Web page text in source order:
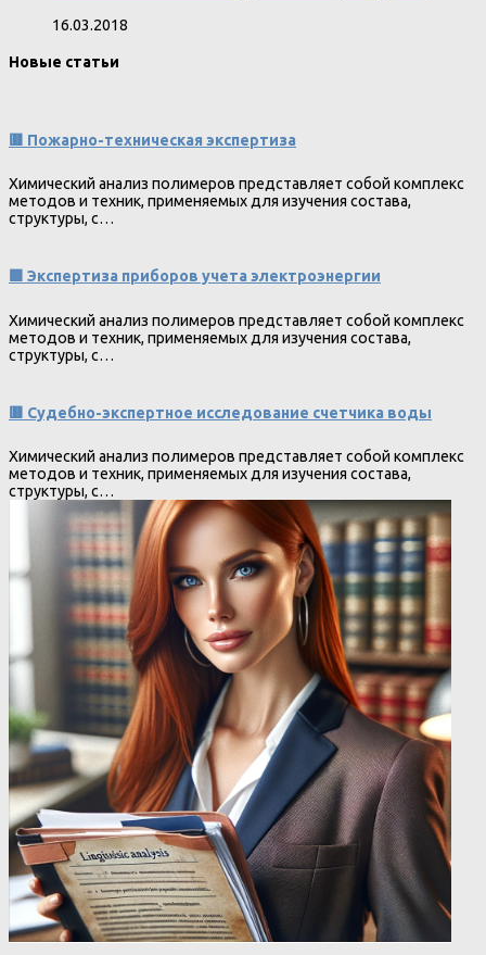
16.03.2018
Новые статьи
🟥 Пожарно-техническая экспертиза
Химический анализ полимеров представляет собой комплекс
методов и техник, применяемых для изучения состава,
структуры, с…
🟩 Экспертиза приборов учета электроэнергии
Химический анализ полимеров представляет собой комплекс
методов и техник, применяемых для изучения состава,
структуры, с…
🟥 Судебно-экспертное исследование счетчика воды
Химический анализ полимеров представляет собой комплекс
методов и техник, применяемых для изучения состава,
структуры, с…